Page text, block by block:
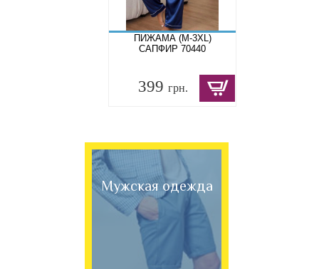
ПИЖАМА (M-3XL)
САПФИР 70440
399 грн.
Мужская одежда